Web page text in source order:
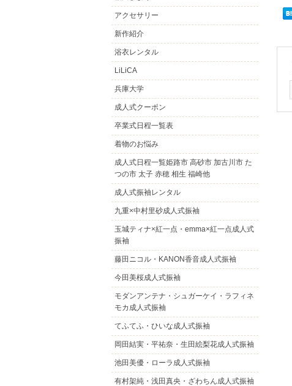
アクセサリー
新作紹介
浴衣レンタル
LiLiCA
兵庫大学
成人式クーポン
卒業式日程一覧表
着物のお悩み
成人式日程一覧姫路市 高砂市 加古川市 た
つの市 太子 赤穂 相生 福崎他
成人式振袖レンタル
九重×中村里砂成人式振袖
玉城ティナ×紅一点・emma×紅一点成人式
振袖
藤田ニコル・KANON香音成人式振袖
今田美桜成人式振袖
モダンアンテナ・シュガーケイ・ラフィネ
モカ成人式振袖
てふてふ・ひいな成人式振袖
岡田結実・平祐奈・生田絵梨花成人式振袖
池田美優・ローラ成人式振袖
有村架純・浅田真央・ざわちん成人式振袖